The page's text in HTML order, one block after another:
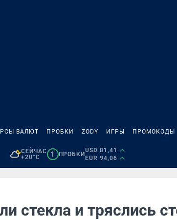
ВАЛЮТ ПРОБКИ ZODY ИГРЫ ПРОМОКОДЫ
СЕЙЧАС
+20°C
1 ПРОБКИ
USD 81,41
EUR 94,06
стекла и тряслись